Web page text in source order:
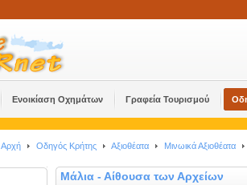
Ενοικίαση Οχημάτων Γραφεία Τουρισμού
Αρχή Οδηγός Κρήτης Αξιοθέατα Μινωικά Αξιοθέατα
Μάλια - Αίθουσα των Αρχείων